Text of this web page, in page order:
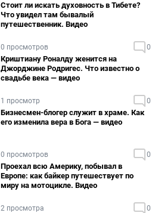
Стоит ли искать духовность в Тибете?
Что увидел там бывалый
путешественник. Видео
0 просмотров 0
Криштиану Роналду женится на
Джорджине Родригес. Что известно о
свадьбе века — видео
1 просмотр 0
Бизнесмен-блогер служит в храме. Как
его изменила вера в Бога — видео
0 просмотров 0
Проехал всю Америку, побывал в
Европе: как байкер путешествует по
миру на мотоцикле. Видео
2 просмотра 0